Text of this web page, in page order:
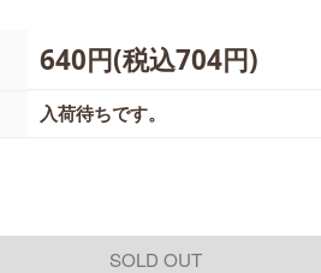
640円(税込704円)
入荷待ちです。
SOLD OUT